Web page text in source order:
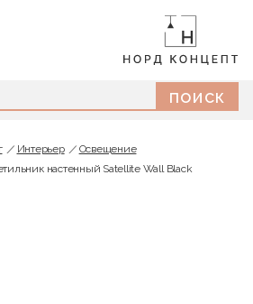
Интерьер
Освещение
настенный Satellite Wall Black